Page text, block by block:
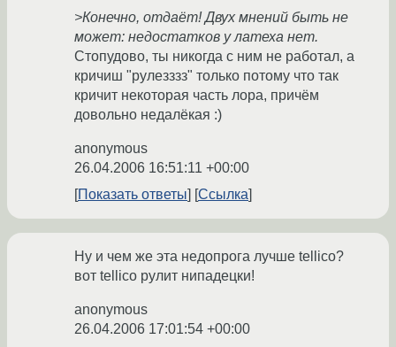
>Конечно, отдаёт! Двух мнений быть не
может: недостатков у латеха нет.
Стопудово, ты никогда с ним не работал, а
кричиш "рулезззз" только потому что так
кричит некоторая часть лора, причём
довольно недалёкая :)
anonymous
26.04.2006 16:51:11 +00:00
Показать ответы
Ссылка
Ну и чем же эта недопрога лучше tellico?
вот tellico рулит нипадецки!
anonymous
26.04.2006 17:01:54 +00:00